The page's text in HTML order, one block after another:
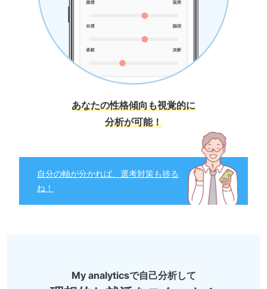
あなたの性格傾向も視覚的に
分析が可能！
自分の軸が分かれば、選考対策も捗る
ね！
My analyticsで自己分析して